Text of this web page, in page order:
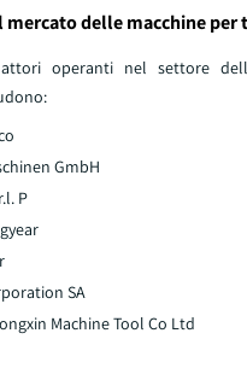
mercato delle macchine per
operanti nel settore
GmbH
P
SA
Machine Tool Co Ltd